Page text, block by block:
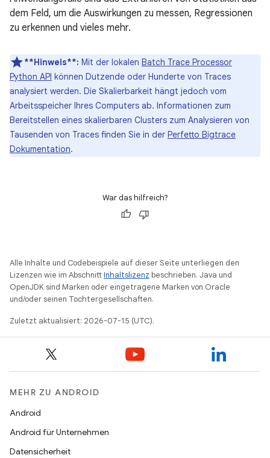
dem Feld, um die Auswirkungen zu messen, Regressionen
zu erkennen und vieles mehr.
**Hinweis**: Mit der lokalen Batch Trace Processor
Python API können Dutzende oder Hunderte von Traces
analysiert werden. Die Skalierbarkeit hängt jedoch vom
Arbeitsspeicher Ihres Computers ab. Informationen zum
Bereitstellen eines skalierbaren Clusters zum Analysieren von
Tausenden von Traces finden Sie in der Perfetto Bigtrace
Dokumentation.
War das hilfreich?
Alle Inhalte und Codebeispiele auf dieser Seite unterliegen den
Lizenzen wie im AbschnittInhaltslizenz beschrieben. Java und
OpenJDK sind Marken oder eingetragene Marken von Oracle
und/oder seinen Tochtergesellschaften.
Zuletzt aktualisiert: 2026-07-15 (UTC).
MEHR ZU ANDROID
Android
Android für Unternehmen
Datensicherheit